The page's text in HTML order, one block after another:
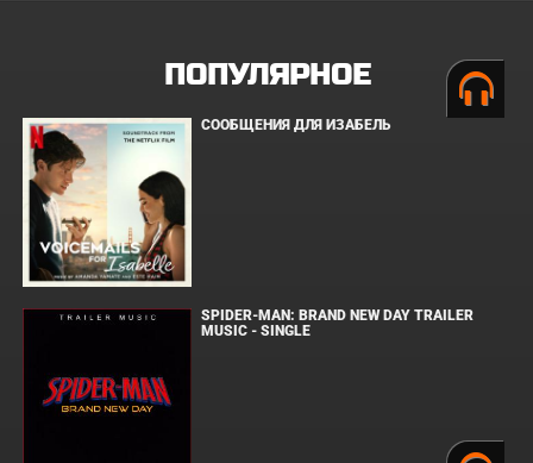
ПОПУЛЯРНОЕ
СООБЩЕНИЯ ДЛЯ ИЗАБЕЛЬ
SPIDER-MAN: BRAND NEW DAY TRAILER
MUSIC - SINGLE